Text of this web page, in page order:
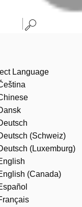
Language
(Schweiz)
(Luxemburg)
(Canada)